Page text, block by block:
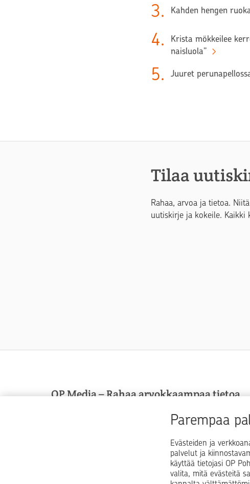
Parempaa
Evästeiden ja
palvelut ja
käyttää tietojasi OP
valita, mitä evästeitä
3. Kahden hengen
4.
Krista mökkeilee
naisluola”
5. Juuret
Tilaa
Rahaa, arvoa ja tietoa.
uutiskirje ja kokeile. Kaikki
OP Media – Rahaa arvokkaampaa tietoa
OP Media on OP Pohjolan asiakasmedia, josta saat
arvokkaampaa tietoa arkeen, elämän käännekohtiin ja